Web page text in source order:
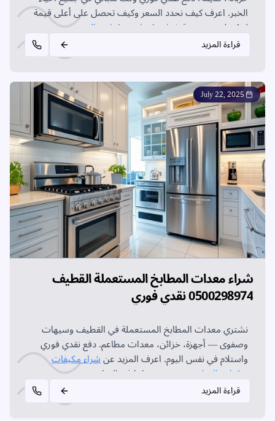
الخبر. اعرف كيف نحدد السعر وكيف تحصل على أعلى قيمة
لمكيفك عبر خدمة شراء مكيفات سكراب بالخبر .
قراءة المزيد
July 22, 2025
شراء معدات المطابخ المستعملة القطيف
0500298974 نقدي فوري
نشتري معدات المطابخ المستعملة في القطيف وسيهات
وصفوى — أجهزة، خزائن، معدات مطاعم. دفع نقدي فوري
واستلام في نفس اليوم. اعرف المزيد عنشراء مكيفات
سكراب القطيف وجميع خدماتنا في القطيف.
قراءة المزيد